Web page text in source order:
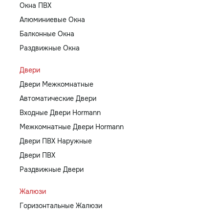
Окна ПВХ
Алюминиевые Окна
Балконные Окна
Раздвижные Окна
Двери
Двери Межкомнатные
Автоматические Двери
Входные Двери Hormann
Межкомнатные Двери Hormann
Двери ПВХ Наружные
Двери ПВХ
Раздвижные Двери
Жалюзи
Горизонтальные Жалюзи